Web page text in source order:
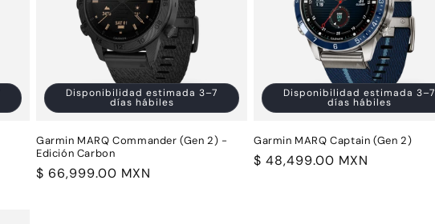
Disponibilidad estimada 3–7
días hábiles
Garmin MARQ Commander (Gen 2) -
Edición Carbon
Precio
$ 66,999.00 MXN
Disponibilidad estimada 3–7
días hábiles
Garmin MARQ Captain (Gen 2)
Precio
$ 48,499.00 MXN